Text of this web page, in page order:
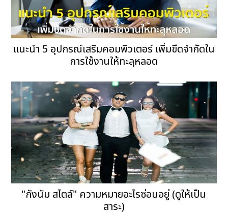
แนะนำ 5 อุปกรณ์เสริมคอมพิวเตอร์ เพิ่มขีดจำกัดใน
การใช้งานให้ทะลุหลอด
"กังนัม สไตล์" ความหมายอะไรซ่อนอยู่ (ดูให้เป็น
สาระ)